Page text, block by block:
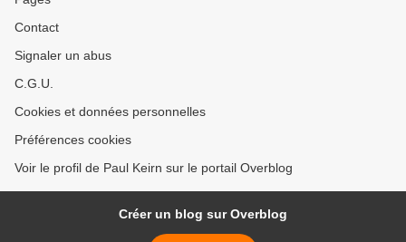
Contact
Signaler un abus
C.G.U.
Cookies et données personnelles
Préférences cookies
Voir le profil de Paul Keirn sur le portail Overblog
Créer un blog sur Overblog